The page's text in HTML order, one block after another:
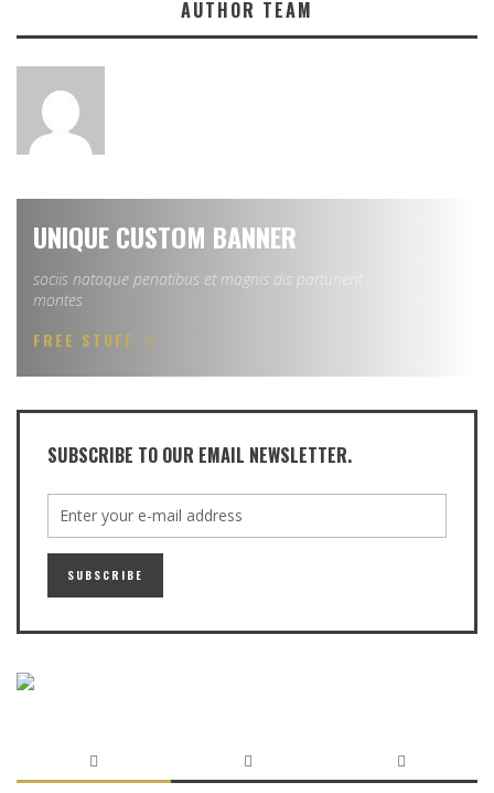
AUTHOR TEAM
UNIQUE CUSTOM BANNER
sociis natoque penatibus et magnis dis parturient
montes
FREE STUFF
SUBSCRIBE TO OUR EMAIL NEWSLETTER.